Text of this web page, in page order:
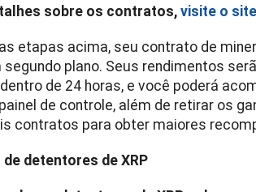
sobre os contratos, visite o
etapas acima, seu contrato de
segundo plano. Seus rendimentos
de 24 horas, e você poderá
de controle, além de retirar os
contratos para obter maiores
de detentores de XRP